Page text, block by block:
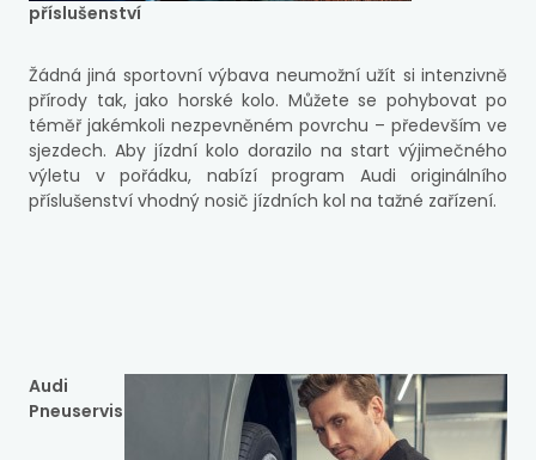
příslušenství
Žádná jiná sportovní výbava neumožní užít si intenzivně
přírody tak, jako horské kolo. Můžete se pohybovat po
téměř jakémkoli nezpevněném povrchu – především ve
sjezdech. Aby jízdní kolo dorazilo na start výjimečného
výletu v pořádku, nabízí program Audi originálního
příslušenství vhodný nosič jízdních kol na tažné zařízení.
Audi
Pneuservis